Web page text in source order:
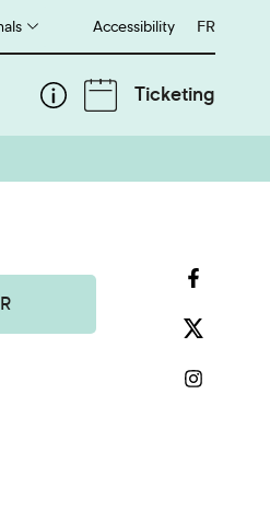
Accessibility Français
FR
Ticketing